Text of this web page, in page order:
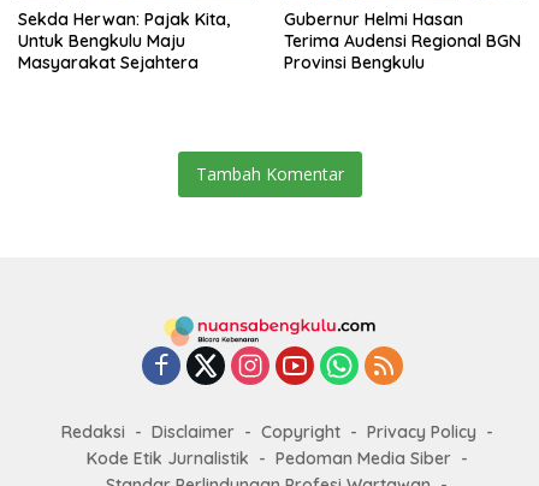
Sekda Herwan: Pajak Kita,
Untuk Bengkulu Maju
Masyarakat Sejahtera
Gubernur Helmi Hasan
Terima Audensi Regional BGN
Provinsi Bengkulu
Tambah Komentar
Redaksi Disclaimer Copyright
Privacy Policy
Kode Etik Jurnalistik
Pedoman Media Siber